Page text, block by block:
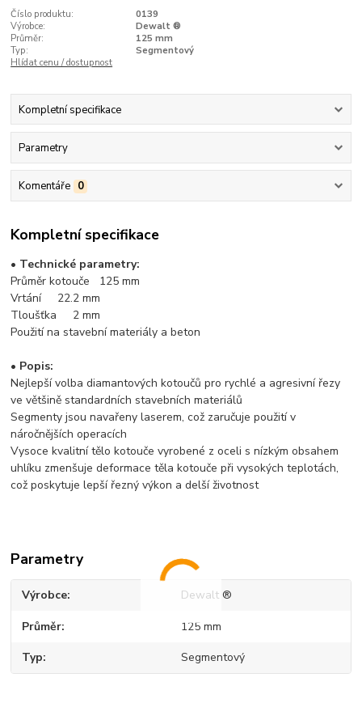
Číslo produktu:
0139
Výrobce:
Dewalt ®
Průměr:
125 mm
Typ:
Segmentový
Hlídat cenu / dostupnost
Kompletní specifikace
Parametry
Komentáře 0
Kompletní specifikace
• Technické parametry:
Průměr kotouče 125 mm
Vrtání 22.2 mm
Tloušťka 2 mm
Použití na stavební materiály a beton
• Popis:
Nejlepší volba diamantových kotoučů pro rychlé a agresivní řezy
ve většině standardních stavebních materiálů
Segmenty jsou navařeny laserem, což zaručuje použití v
náročnějších operacích
Vysoce kvalitní tělo kotouče vyrobené z oceli s nízkým obsahem
uhlíku zmenšuje deformace těla kotouče při vysokých teplotách,
což poskytuje lepší řezný výkon a delší životnost
Parametry
Výrobce Dewalt ®
Průměr 125 mm
Typ Segmentový